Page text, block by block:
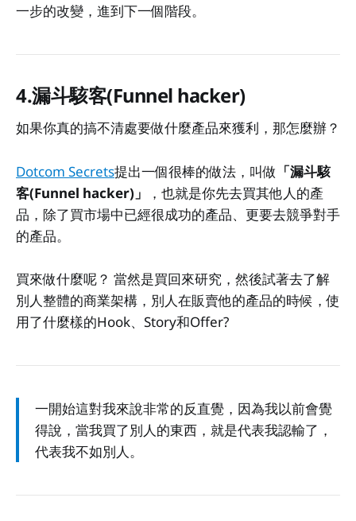
一步的改變，進到下一個階段。
4.漏斗駭客(Funnel hacker)
如果你真的搞不清處要做什麼產品來獲利，那怎麼辦？
Dotcom Secrets提出一個很棒的做法，叫做 「漏斗駭
客(Funnel hacker)」
，也就是你先去買其他人的產
品，除了買市場中已經很成功的產品、更要去競爭對手
的產品。
買來做什麼呢？ 當然是買回來研究，然後試著去了解
別人整體的商業架構，別人在販賣他的產品的時候，使
用了什麼樣的Hook、Story和Offer?
一開始這對我來說非常的反直覺，因為我以前會覺
得說，當我買了別人的東西，就是代表我認輸了，
代表我不如別人。